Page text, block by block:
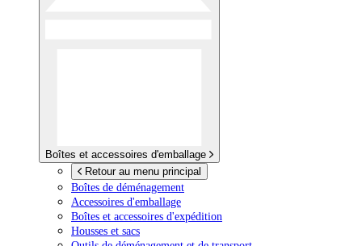
Boîtes et accessoires d'emballage
Retour au menu principal
Boîtes de déménagement
Accessoires d'emballage
Boîtes et accessoires d'expédition
Housses et sacs